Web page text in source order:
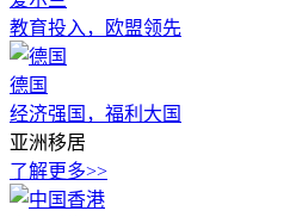
教育投入，欧盟领先
德国
经济强国，福利大国
亚洲移居
了解更多>>